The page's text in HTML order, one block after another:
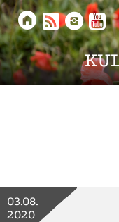
   
03.08.
2020